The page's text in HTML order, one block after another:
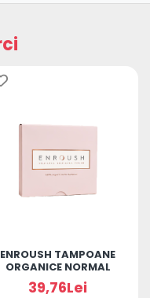
ENROUSH TAMPOANE
ORGANICE NORMAL
39,76Lei